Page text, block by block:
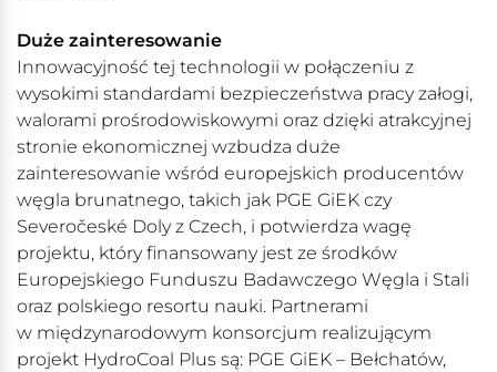
Duże zainteresowanie
Innowacyjność tej technologii w połączeniu z
wysokimi standardami bezpieczeństwa pracy załogi,
walorami prośrodowiskowymi oraz dzięki atrakcyjnej
stronie ekonomicznej wzbudza duże
zainteresowanie wśród europejskich producentów
węgla brunatnego, takich jak PGE GiEK czy
Severočeské Doly z Czech, i potwierdza wagę
projektu, który finansowany jest ze środków
Europejskiego Funduszu Badawczego Węgla i Stali
oraz polskiego resortu nauki. Partnerami
w międzynarodowym konsorcjum realizującym
projekt HydroCoal Plus są: PGE GiEK – Bełchatów,